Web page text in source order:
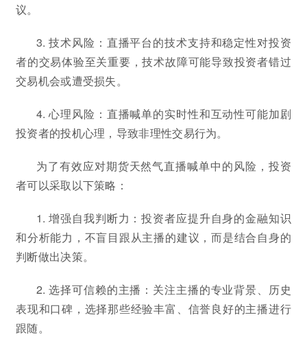
议。
3. 技术风险：直播平台的技术支持和稳定性对投资
者的交易体验至关重要，技术故障可能导致投资者错过
交易机会或遭受损失。
4. 心理风险：直播喊单的实时性和互动性可能加剧
投资者的投机心理，导致非理性交易行为。
为了有效应对期货天然气直播喊单中的风险，投资
者可以采取以下策略：
1. 增强自我判断力：投资者应提升自身的金融知识
和分析能力，不盲目跟从主播的建议，而是结合自身的
判断做出决策。
2. 选择可信赖的主播：关注主播的专业背景、历史
表现和口碑，选择那些经验丰富、信誉良好的主播进行
跟随。